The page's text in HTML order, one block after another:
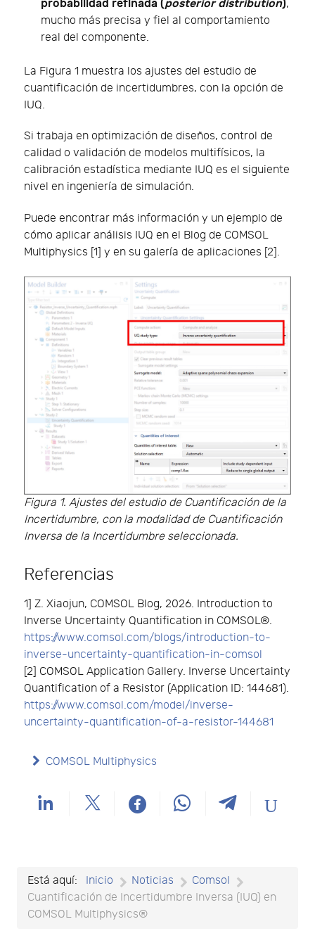
probabilidad refinada (posterior distribution),
mucho más precisa y fiel al comportamiento
real del componente.
La Figura 1 muestra los ajustes del estudio de
cuantificación de incertidumbres, con la opción de
IUQ.
Si trabaja en optimización de diseños, control de
calidad o validación de modelos multifísicos, la
calibración estadística mediante IUQ es el siguiente
nivel en ingeniería de simulación.
Puede encontrar más información y un ejemplo de
cómo aplicar análisis IUQ en el Blog de COMSOL
Multiphysics [1] y en su galería de aplicaciones [2].
Figura 1. Ajustes del estudio de Cuantificación de la
Incertidumbre, con la modalidad de Cuantificación
Inversa de la Incertidumbre seleccionada.
Referencias
1] Z. Xiaojun, COMSOL Blog, 2026. Introduction to
Inverse Uncertainty Quantification in COMSOL®.
https://www.comsol.com/blogs/introduction-to-
inverse-uncertainty-quantification-in-comsol
[2] COMSOL Application Gallery. Inverse Uncertainty
Quantification of a Resistor (Application ID: 144681).
https://www.comsol.com/model/inverse-
uncertainty-quantification-of-a-resistor-144681
COMSOL Multiphysics
Está aquí: Inicio Noticias
Comsol
Cuantificación de Incertidumbre Inversa (IUQ) en
COMSOL Multiphysics®